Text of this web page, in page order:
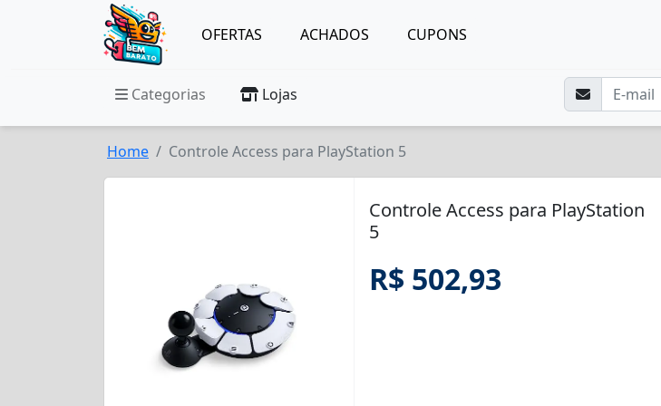
OFERTAS ACHADOS CUPONS
Categorias Lojas
Home Controle Access para PlayStation 5
Controle Access para PlayStation
5
R$ 502,93